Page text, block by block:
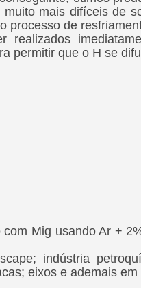
mais difíceis de
processo de
realizados
permitir que o H se
Mig usando Ar +
indústria
eixos e ademais